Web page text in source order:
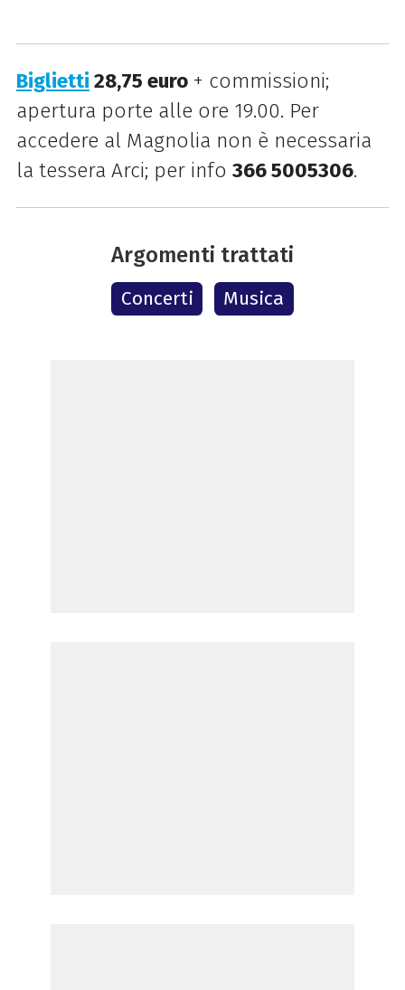
Biglietti 28,75 euro + commissioni;
apertura porte alle ore 19.00. Per
accedere al Magnolia non è necessaria
la tessera Arci; per info 366 5005306.
Argomenti trattati
Concerti Musica